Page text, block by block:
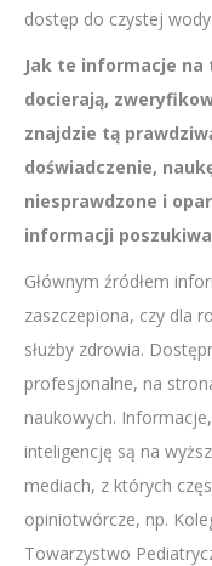
dostęp do czystej wody.
Jak te informacje
docierają,
znajdzie tą
doświadczenie,
niesprawdzone i
informacji
Głównym źródłem
zaszczepiona, czy dla
służby zdrowia.
profesjonalne, na
naukowych.
inteligencję są na
mediach, z których
opiniotwórcze, np.
Towarzystwo